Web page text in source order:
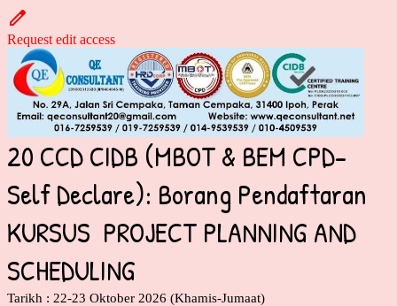
Request edit access
20 CCD CIDB (MBOT & BEM CPD-
Self Declare): Borang Pendaftaran
KURSUS PROJECT PLANNING AND
SCHEDULING
Tarikh : 22-23 Oktober 2026 (Khamis-Jumaat)